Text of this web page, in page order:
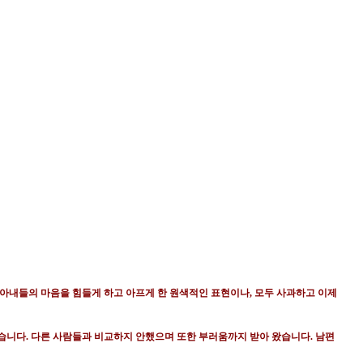
아내들의 마음을 힘들게 하고 아프게 한 원색적인 표현이나, 모두 사과하고 이제
니다. 다른 사람들과 비교하지 안했으며 또한 부러움까지 받아 왔습니다. 남편